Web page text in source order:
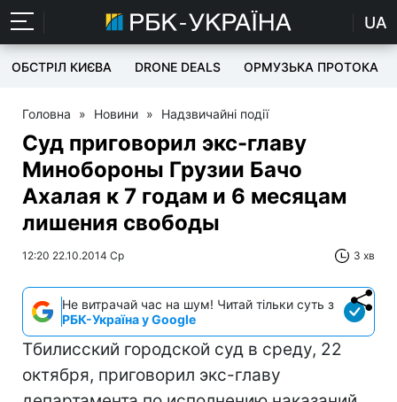
UA
ОБСТРІЛ КИЄВА DRONE DEALS ОРМУЗЬКА ПРОТОКА
Головна » Новини » Надзвичайні події
Суд приговорил экс-главу
Минобороны Грузии Бачо
Ахалая к 7 годам и 6 месяцам
лишения свободы
12:20 22.10.2014 Ср 3 хв
Не витрачай час на шум! Читай тільки суть з
РБК-Україна у Google
Тбилисский городской суд в среду, 22
октября, приговорил экс-главу